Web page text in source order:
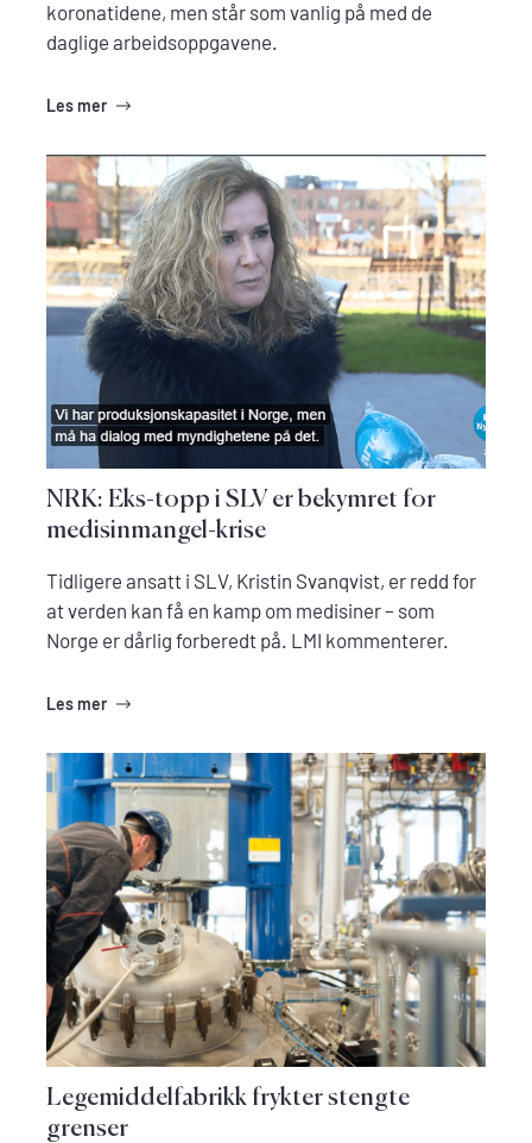
koronatidene, men står som vanlig på med de
daglige arbeidsoppgavene.
Les mer
NRK: Eks-topp i SLV er bekymret for
medisinmangel-krise
Tidligere ansatt i SLV, Kristin Svanqvist, er redd for
at verden kan få en kamp om medisiner – som
Norge er dårlig forberedt på. LMI kommenterer.
Les mer
Legemiddelfabrikk frykter stengte
grenser